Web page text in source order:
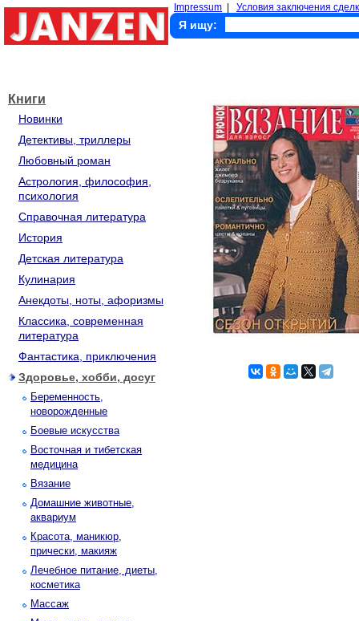
Impressum Условия заключения
Я ищу:
Книги
Новинки
Детективы, триллеры
Любовный роман
Астрология, философия,
психология
Справочная литература
История
Детская литература
Кулинария
Анекдоты, ноты, афоризмы
Классика, современная
литература
Фантастика, приключения
Здоровье, хобби, досуг
Беременность,
новорожденные
Боевые искусства
Восточная и тибетская
медицина
Вязание
Домашние животные,
аквариум
Красота, маникюр,
прически, макияж
Лечебное питание, диеты,
косметика
Массаж